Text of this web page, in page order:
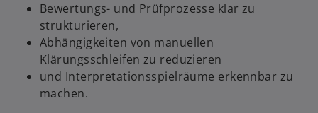
Bewertungs- und Prüfprozesse klar zu
strukturieren,
Abhängigkeiten von manuellen
Klärungsschleifen zu reduzieren
und Interpretationsspielräume erkennbar zu
machen.